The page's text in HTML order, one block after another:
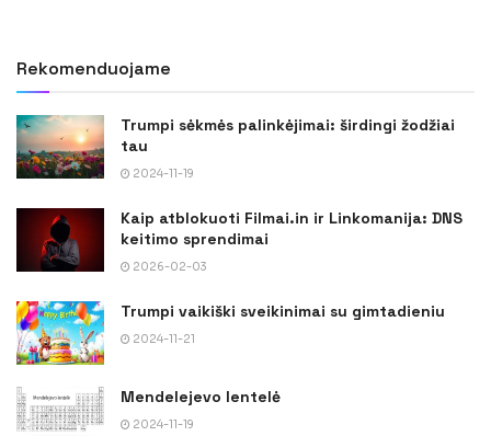
Rekomenduojame
Trumpi sėkmės palinkėjimai: širdingi žodžiai
tau
2024-11-19
Kaip atblokuoti Filmai.in ir Linkomanija: DNS
keitimo sprendimai
2026-02-03
Trumpi vaikiški sveikinimai su gimtadieniu
2024-11-21
Mendelejevo lentelė
2024-11-19